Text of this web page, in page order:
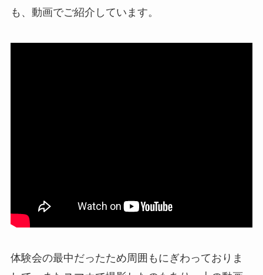
も、動画でご紹介しています。
体験会の最中だったため周囲もにぎわっておりま